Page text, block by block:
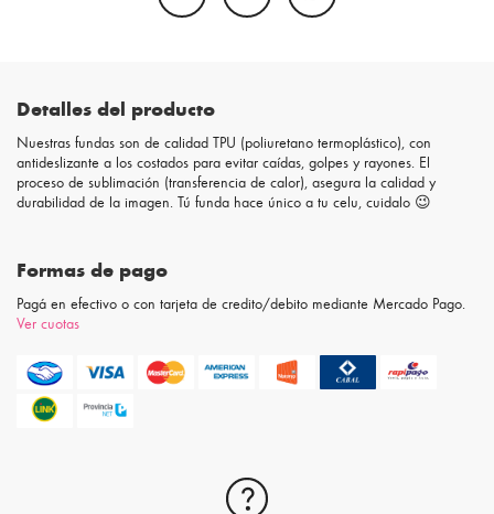
Detalles del producto
Nuestras fundas son de calidad TPU (poliuretano termoplástico), con
antideslizante a los costados para evitar caídas, golpes y rayones. El
proceso de sublimación (transferencia de calor), asegura la calidad y
durabilidad de la imagen. Tú funda hace único a tu celu, cuidalo 😉
Formas de pago
Pagá en efectivo o con tarjeta de credito/debito mediante Mercado Pago.
Ver cuotas